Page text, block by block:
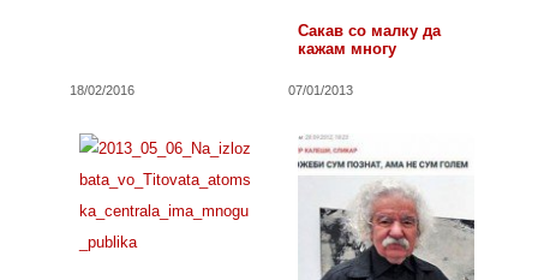
18/02/2016
Сакав со малку да
кажам многу
07/01/2013